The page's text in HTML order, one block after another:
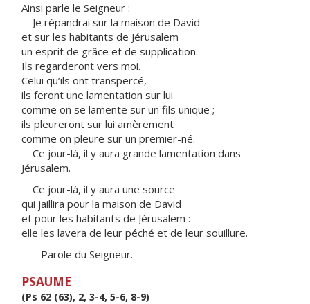
Ainsi parle le Seigneur :
Je répandrai sur la maison de David
et sur les habitants de Jérusalem
un esprit de grâce et de supplication.
Ils regarderont vers moi.
Celui qu’ils ont transpercé,
ils feront une lamentation sur lui
comme on se lamente sur un fils unique ;
ils pleureront sur lui amèrement
comme on pleure sur un premier-né.
Ce jour-là, il y aura grande lamentation dans
Jérusalem.
Ce jour-là, il y aura une source
qui jaillira pour la maison de David
et pour les habitants de Jérusalem :
elle les lavera de leur péché et de leur souillure.
– Parole du Seigneur.
PSAUME
(Ps 62 (63), 2, 3-4, 5-6, 8-9)